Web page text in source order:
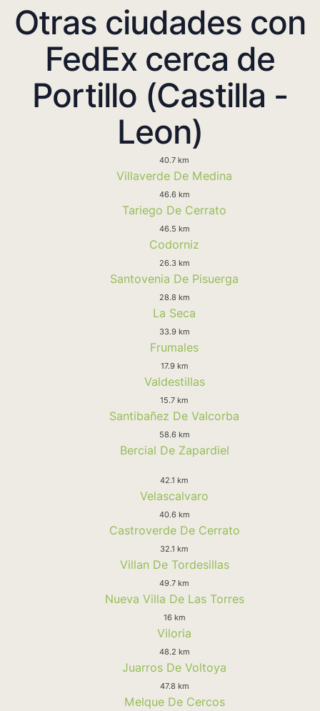
Otras ciudades con
FedEx cerca de
Portillo (Castilla -
Leon)
40.7 km
Villaverde De Medina
46.6 km
Tariego De Cerrato
46.5 km
Codorniz
26.3 km
Santovenia De Pisuerga
28.8 km
La Seca
33.9 km
Frumales
17.9 km
Valdestillas
15.7 km
Santibañez De Valcorba
58.6 km
Bercial De Zapardiel
42.1 km
Velascalvaro
40.6 km
Castroverde De Cerrato
32.1 km
Villan De Tordesillas
49.7 km
Nueva Villa De Las Torres
16 km
Viloria
48.2 km
Juarros De Voltoya
47.8 km
Melque De Cercos